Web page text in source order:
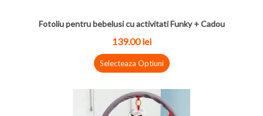
Fotoliu pentru bebelusi cu activitati Funky + Cadou
139.00 lei
Selecteaza Optiuni